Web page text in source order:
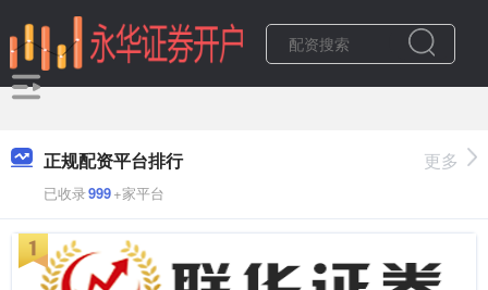
正规配资平台排行
已收录999+家平台
更多